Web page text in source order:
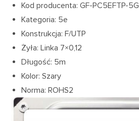
Kod producenta: GF-PC5EFTP-5G
Kategoria: 5e
Konstrukcja: F/UTP
Żyła: Linka 7×0,12
Długość: 5m
Kolor: Szary
Norma: ROHS2